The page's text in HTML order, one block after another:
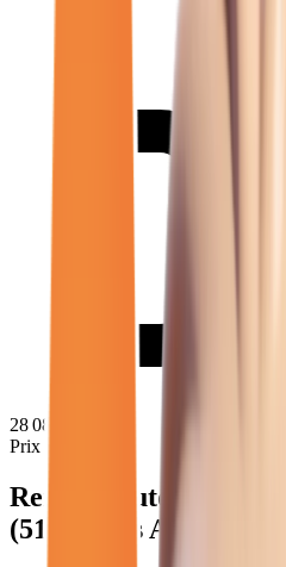
28 080
Prix moyen
Renault Automatique
(51 ) - Atlas Automobiles